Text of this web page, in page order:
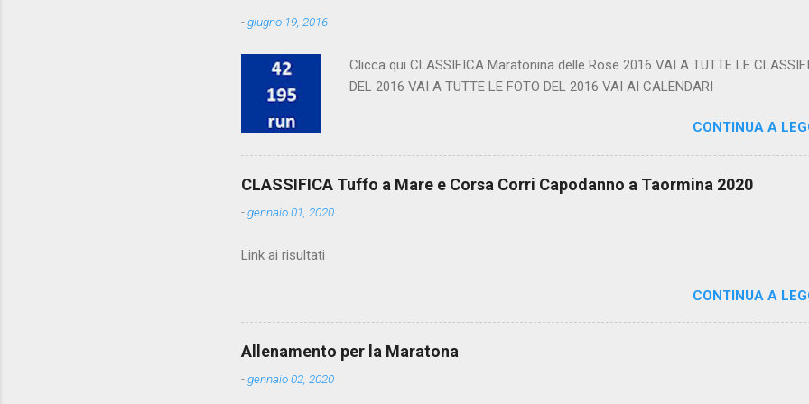
-giugno 19, 2016
Clicca qui CLASSIFICA Maratonina delle Rose 2016 VAI A TUTTE LE
DEL 2016 VAI A TUTTE LE FOTO DEL 2016 VAI AI CALENDARI
CONTINUA A
CLASSIFICA Tuffo a Mare e Corsa Corri Capodanno a Taormina 2020
-gennaio 01, 2020
Link ai risultati
CONTINUA A
Allenamento per la Maratona
-gennaio 02, 2020